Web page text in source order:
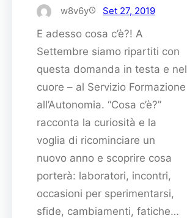
w8v6y Set 27, 2019
E adesso cosa c’è?! A
Settembre siamo ripartiti con
questa domanda in testa e nel
cuore – al Servizio Formazione
all’Autonomia. “Cosa c’è?”
racconta la curiosità e la
voglia di ricominciare un
nuovo anno e scoprire cosa
porterà: laboratori, incontri,
occasioni per sperimentarsi,
sfide, cambiamenti, fatiche…